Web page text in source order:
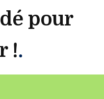
pour
!